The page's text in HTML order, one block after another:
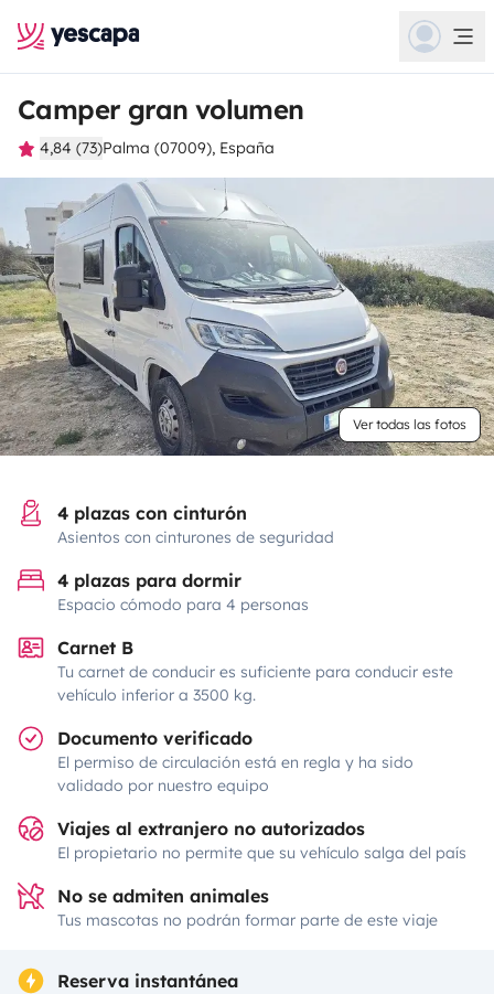
Camper gran volumen
4,84 (73)Palma (07009), España
Ver todas las fotos
4 plazas con cinturón
Asientos con cinturones de seguridad
4 plazas para dormir
Espacio cómodo para 4 personas
Carnet B
Tu carnet de conducir es suficiente para conducir este
vehículo inferior a 3500 kg.
Documento verificado
El permiso de circulación está en regla y ha sido
validado por nuestro equipo
Viajes al extranjero no autorizados
El propietario no permite que su vehículo salga del país
No se admiten animales
Tus mascotas no podrán formar parte de este viaje
Reserva instantánea